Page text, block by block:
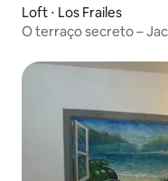
Loft ⋅ Los Frailes
O terraço secreto –